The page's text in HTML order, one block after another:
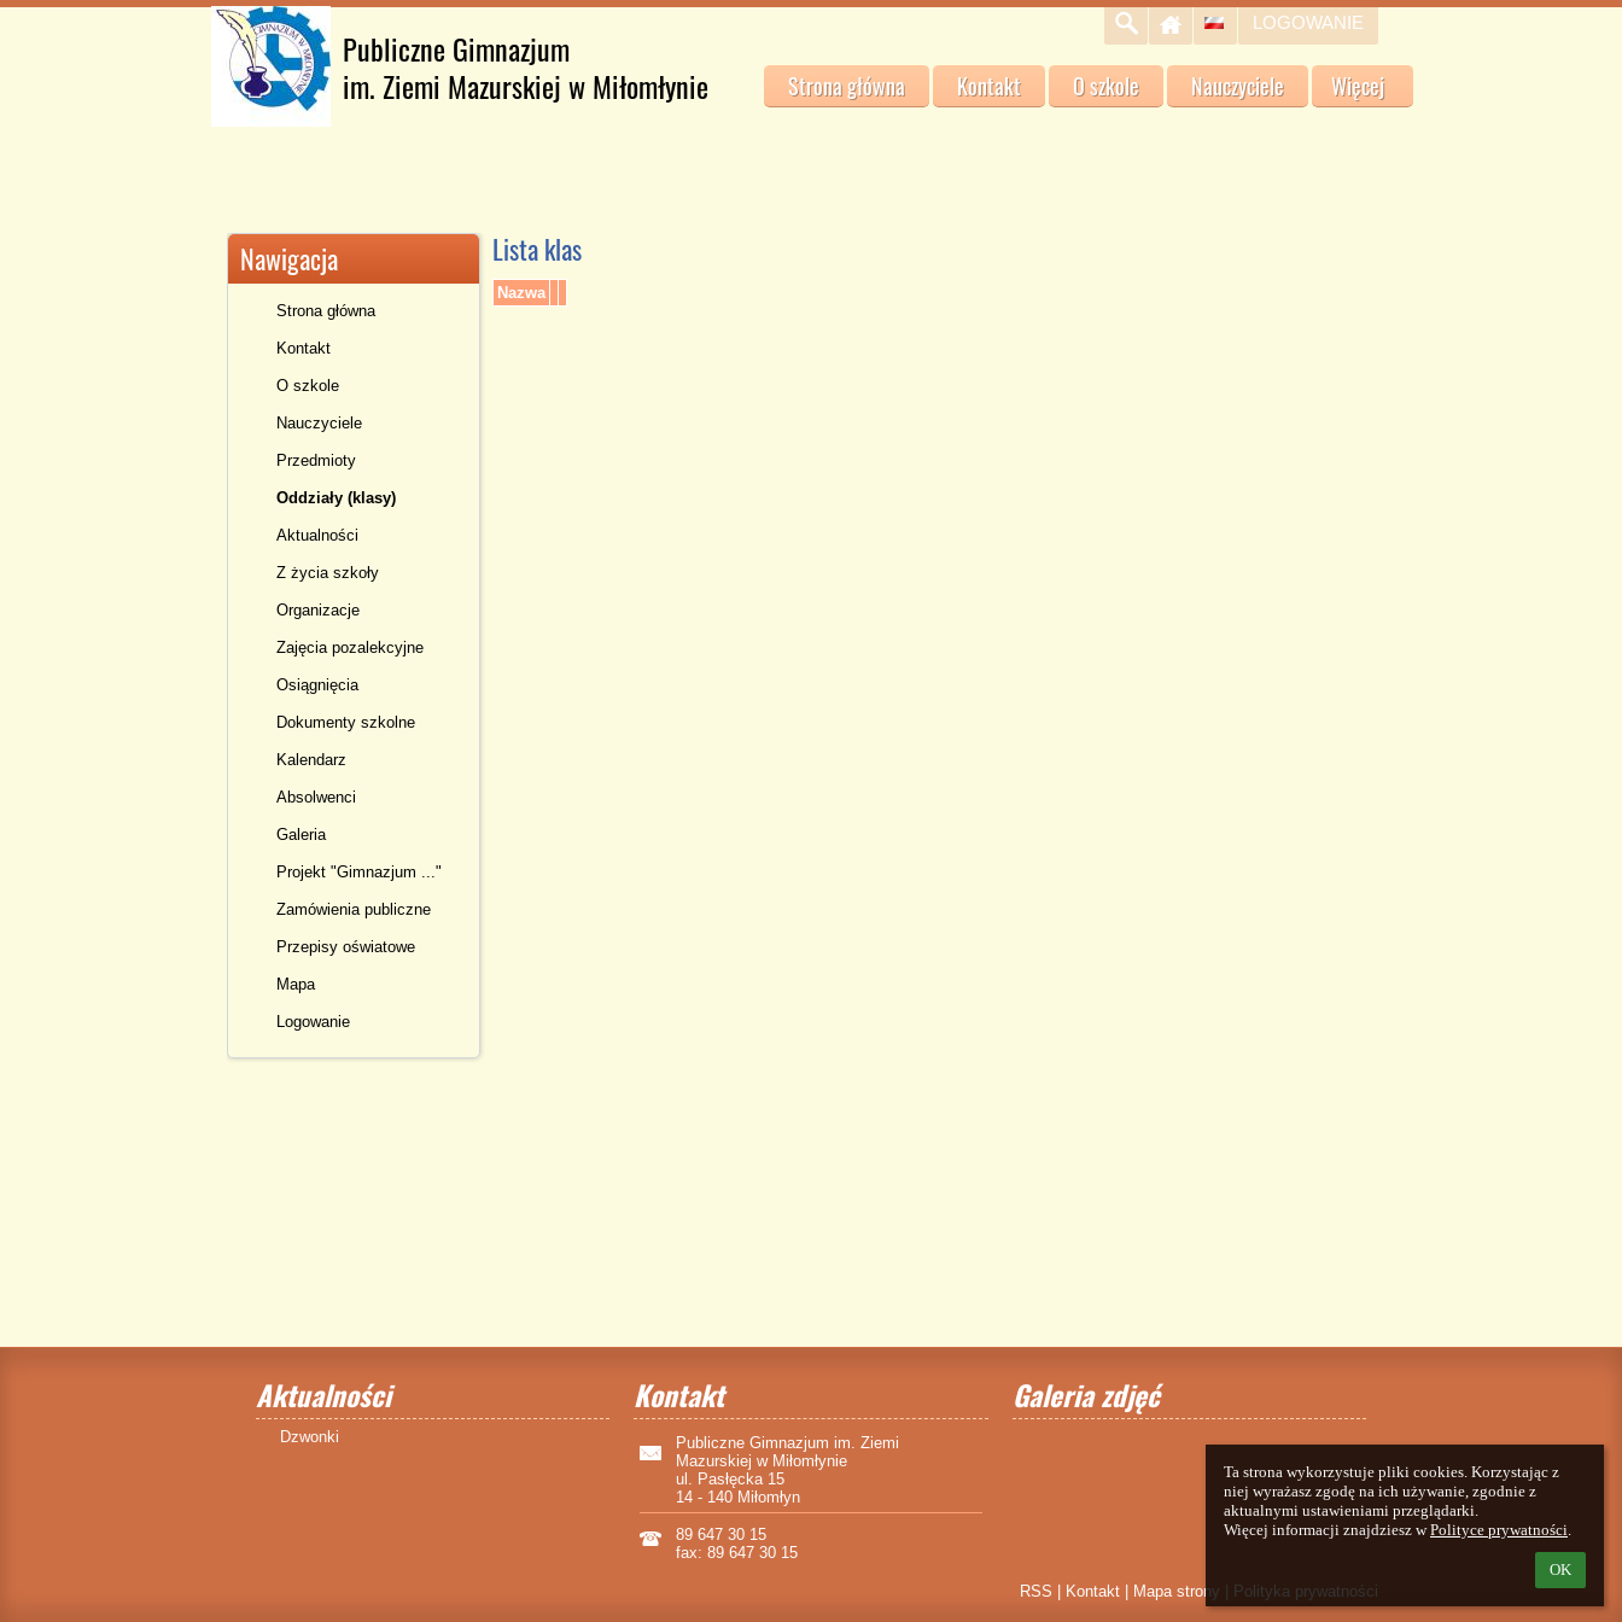
Ta strona wykorzystuje pliki cookies. Korzystając z
niej wyrażasz zgodę na ich używanie, zgodnie z
aktualnymi ustawieniami przeglądarki.
Więcej informacji znajdziesz w Polityce prywatności.
OK
LOGOWANIE
Publiczne Gimnazjum
im. Ziemi Mazurskiej w Miłomłynie
Strona główna Kontakt O szkole Nauczyciele Więcej
Nawigacja
Strona główna
Kontakt
O szkole
Nauczyciele
Przedmioty
Oddziały (klasy)
Aktualności
Z życia szkoły
Organizacje
Zajęcia pozalekcyjne
Osiągnięcia
Dokumenty szkolne
Kalendarz
Absolwenci
Galeria
Projekt "Gimnazjum ..."
Zamówienia publiczne
Przepisy oświatowe
Mapa
Logowanie
Lista klas
Nazwa
Aktualności
Dzwonki
Kontakt
Publiczne Gimnazjum im. Ziemi
Mazurskiej w Miłomłynie
ul. Pasłęcka 15
14 - 140 Miłomłyn
89 647 30 15
fax: 89 647 30 15
Galeria zdjęć
RSS Kontakt Mapa strony Polityka prywatności